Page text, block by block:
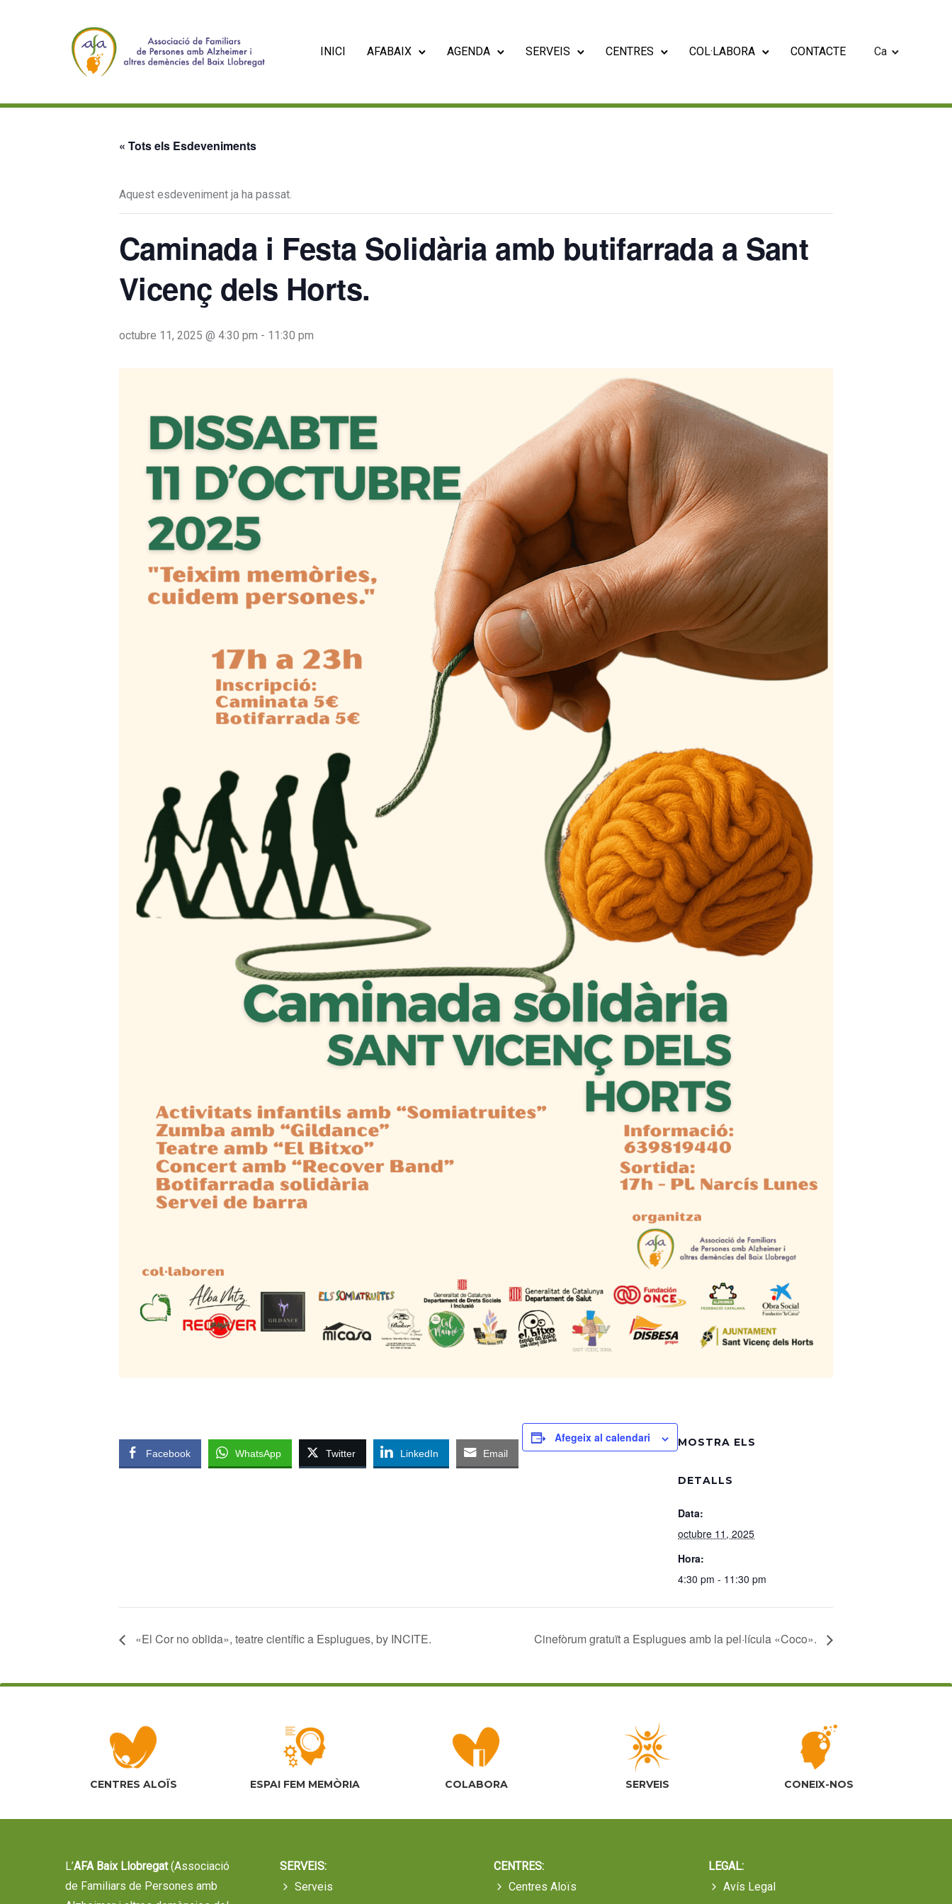
INICI AFABAIX AGENDA SERVEIS CENTRES COL·LABORA CONTACTE Ca
« Tots els Esdeveniments
Aquest esdeveniment ja ha passat.
Caminada i Festa Solidària amb butifarrada a Sant
Vicenç dels Horts.
octubre 11, 2025 @ 4:30 pm - 11:30 pm
Facebook WhatsApp Twitter LinkedIn Email
Afegeix al calendari MOSTRA ELS
DETALLS
Data:
octubre 11, 2025
Hora:
4:30 pm - 11:30 pm
«El Cor no oblida», teatre científic a Esplugues, by INCITE. Cinefòrum gratuït a Esplugues amb la pel·lícula «Coco».
CENTRES ALOÏS ESPAI FEM MEMÒRIA COLABORA SERVEIS CONEIX-NOS
L’AFA Baix Llobregat(Associació
de Familiars de Persones amb
SERVEIS:
Serveis
CENTRES:
Centres Aloïs
LEGAL:
Avís Legal